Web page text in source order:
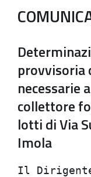
provvisoria
necessarie
collettore
lotti di Via
Imola
Il